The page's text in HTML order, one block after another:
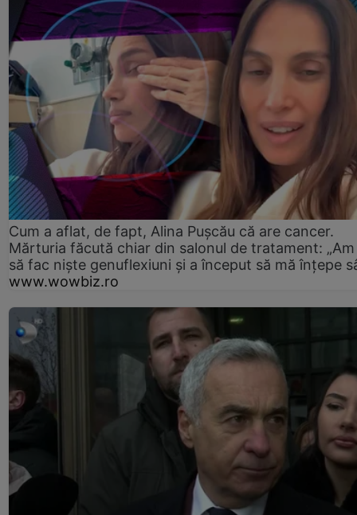
Cum a aflat, de fapt, Alina Pușcău că are cancer.
Mărturia făcută chiar din salonul de tratament:
să fac niște genuflexiuni și a început să mă înțepe
www.wowbiz.ro